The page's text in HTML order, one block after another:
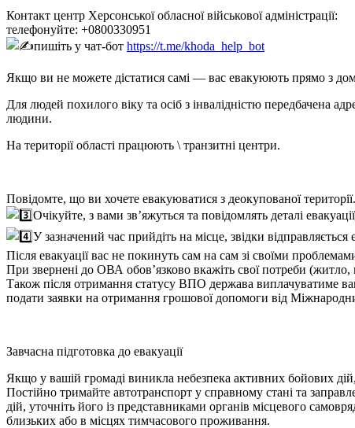
Контакт центр Херсонської обласної військової адміністрації:
телефонуйте: +0800330951
пишіть у чат-бот https://t.me/khoda_help_bot
Якщо ви не можете дістатися самі — вас евакуюють прямо з
Для людей похилого віку та осіб з інвалідністю передбачена
людини.
На території області працюють \ транзитні центри.
Повідомте, що ви хочете евакуюватися з деокупованої
Очікуйте, з вами зв’яжуться та повідомлять деталі
У зазначений час прийдіть на місце, звідки
Після евакуації вас не покинуть сам на сам зі своїми
При звернені до ОВА обов’язково вкажіть свої потреби
Також після отримання статусу ВПО держава виплачуватиме
подати заявки на отримання грошової допомоги від
Завчасна підготовка до евакуації
Якщо у вашій громаді виникла небезпека активних бойових
Постійно тримайте автотранспорт у справному стані та
дій, уточніть його із представниками органів місцевого
близьких або в місцях тимчасового проживання.